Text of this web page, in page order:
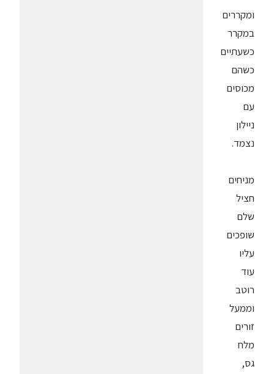
ומקררים
במקרר
כשעתיים
כשהם
מכוסים
עם
ניילון
נצמד.
מניחים
חציל
שלם
שופכים
עליו
עוד
רוטב
וממעל
זורים
מלח
גס,